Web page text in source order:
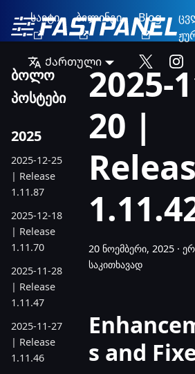
საიტი ბილინგი Blog
Ქართული
ბოლო
პოსტები
2025
2025-12-25
| Release
1.11.87
2025-12-18
| Release
1.11.70
2025-11-28
| Release
1.11.47
2025-11-27
| Release
1.11.46
2025-
20 |
20 ნოემბერი, 2025 ·
საკითხავად
s and